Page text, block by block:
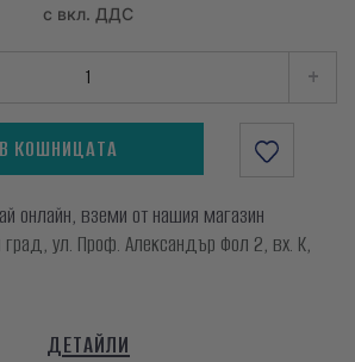
с вкл. ДДС
+
КОШНИЦАТА
онлайн, вземи от нашия магазин
град, ул. Проф. Александър Фол 2, вх. К,
ДЕТАЙЛИ